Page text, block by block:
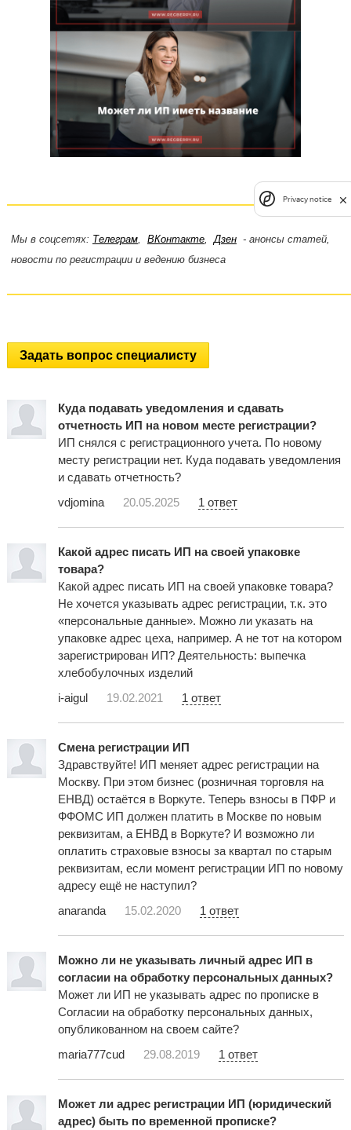
Мы в соцсетях: Телеграм, ВКонтакте, Дзен- анонсы статей,
новости по регистрации и ведению бизнеса
Задать вопрос специалисту
Куда подавать уведомления и сдавать
отчетность ИП на новом месте регистрации?
ИП снялся с регистрационного учета. По новому
месту регистрации нет. Куда подавать уведомления
и сдавать отчетность?
vdjomina
20.05.2025 1 ответ
Какой адрес писать ИП на своей упаковке
товара?
Какой адрес писать ИП на своей упаковке товара?
Не хочется указывать адрес регистрации, т.к. это
«персональные данные». Можно ли указать на
упаковке адрес цеха, например. А не тот на котором
зарегистрирован ИП? Деятельность: выпечка
хлебобулочных изделий
i-aigul
19.02.2021 1 ответ
Смена регистрации ИП
Здравствуйте! ИП меняет адрес регистрации на
Москву. При этом бизнес (розничная торговля на
ЕНВД) остаётся в Воркуте. Теперь взносы в ПФР и
ФФОМС ИП должен платить в Москве по новым
реквизитам, а ЕНВД в Воркуте? И возможно ли
оплатить страховые взносы за квартал по старым
реквизитам, если момент регистрации ИП по новому
адресу ещё не наступил?
anaranda
15.02.2020 1 ответ
Можно ли не указывать личный адрес ИП в
согласии на обработку персональных данных?
Может ли ИП не указывать адрес по прописке в
Согласии на обработку персональных данных,
опубликованном на своем сайте?
maria777cud
29.08.2019 1 ответ
Может ли адрес регистрации ИП (юридический
адрес) быть по временной прописке?
Privacy notice